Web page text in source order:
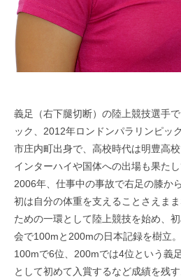
義足（右下腿切断）の陸上競技選手
ック、2012年ロンドンパラリンピッ
市庄内町出身で、高校時代は明豊高
インターハイや国体への出場も果たし
2006年、仕事中の事故で右足の膝か
初は自分の体重を支えることさえま
ための一環として陸上競技を始め、
会で100mと200mの日本記録を樹立
100mで6位、200mでは4位という義
として初めて入賞するなど成績を残